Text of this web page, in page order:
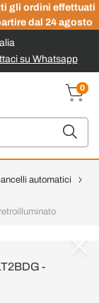
gli ordini effettuati
dal 24 agosto
su Whatsapp
0
automatici
-